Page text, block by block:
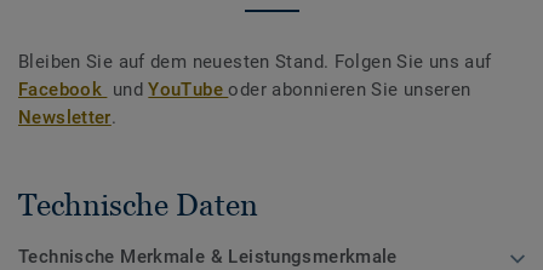
Bleiben Sie auf dem neuesten Stand. Folgen Sie uns auf
Facebook undYouTubeoder abonnieren Sie unseren
Newsletter.
Technische Daten
Technische Merkmale & Leistungsmerkmale